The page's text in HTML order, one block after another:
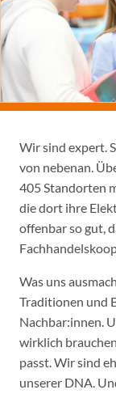
Wir sind expert.
von nebenan.
405 Standorten
die dort ihre
offenbar so gut,
Was uns
Traditionen und
Nachbar:innen.
wirklich
passt. Wir sind
unserer DNA.